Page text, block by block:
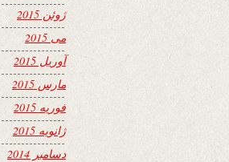
ژوئن 2015
می 2015
آوریل 2015
مارس 2015
فوریه 2015
ژانویه 2015
دسامبر 2014